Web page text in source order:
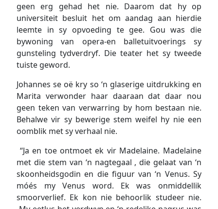
geen erg gehad het nie. Daarom dat hy op
universiteit besluit het om aandag aan hierdie
leemte in sy opvoeding te gee. Gou was die
bywoning van opera-en balletuitvoerings sy
gunsteling tydverdryf. Die teater het sy tweede
tuiste geword.
Johannes se oë kry so ‘n glaserige uitdrukking en
Marita verwonder haar daaraan dat daar nou
geen teken van verwarring by hom bestaan nie.
Behalwe vir sy bewerige stem weifel hy nie een
oomblik met sy verhaal nie.
“Ja en toe ontmoet ek vir Madelaine. Madelaine
met die stem van ‘n nagtegaal , die gelaat van ‘n
skoonheidsgodin en die figuur van ‘n Venus. Sy
móés my Venus word. Ek was onmiddellik
smoorverlief. Ek kon nie behoorlik studeer nie.